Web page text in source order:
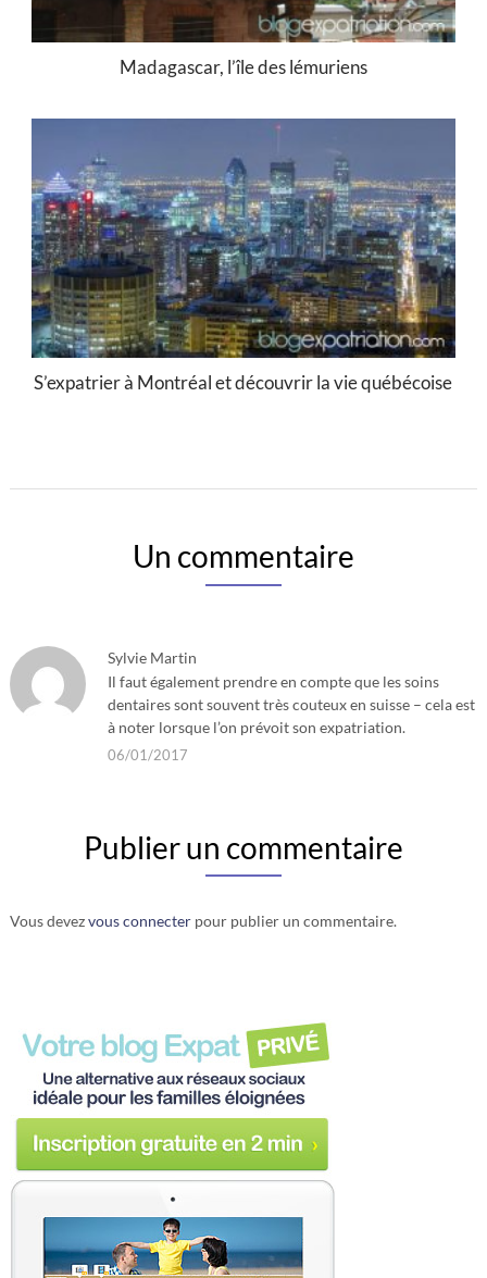
Madagascar, l’île des lémuriens
S’expatrier à Montréal et découvrir la vie québécoise
Un commentaire
Sylvie Martin
Il faut également prendre en compte que les soins
dentaires sont souvent très couteux en suisse – cela est
à noter lorsque l’on prévoit son expatriation.
06/01/2017
Publier un commentaire
Vous devezvous connecterpour publier un commentaire.